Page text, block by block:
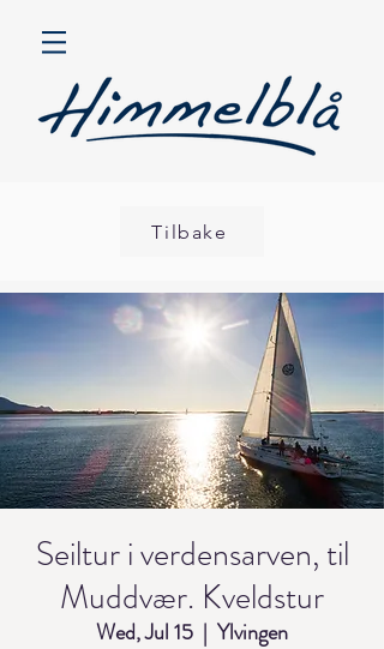
Tilbake
Seiltur i verdensarven, til
Muddvær. Kveldstur
Wed, Jul 15
  |
Ylvingen